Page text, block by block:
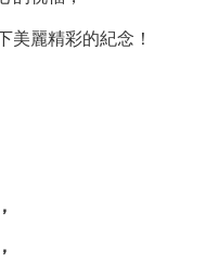
美麗精彩的紀念！